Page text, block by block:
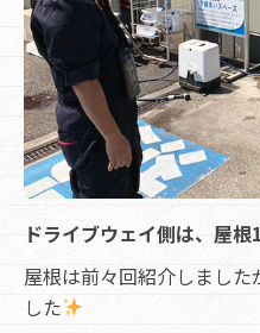
ドライブウェイ側は、屋根
屋根は前々回紹介しまし
した